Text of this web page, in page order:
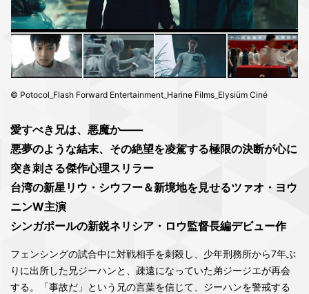
© Potocol_Flash Forward Entertainment_Harine Films_Elysiüm Ciné
愛すべき兄は、悪魔か――
悪夢のような結末、その絶望を凌駕する極限の決断が心に
突き刺さる傑作心理スリラー
台湾の新星リウ・シウフー＆新境地を見せるツァオ・ヨウ
ニンW主演
シンガポールの新鋭ネリシア・ロウ監督長編デビュー作
フェンシングの試合中に対戦相手を刺殺し、少年刑務所から7年ぶ
りに出所した兄ジーハンと、疎遠になっていた弟ジージエが再会
する。「事故だ」という兄の言葉を信じて、ジーハンを警戒する